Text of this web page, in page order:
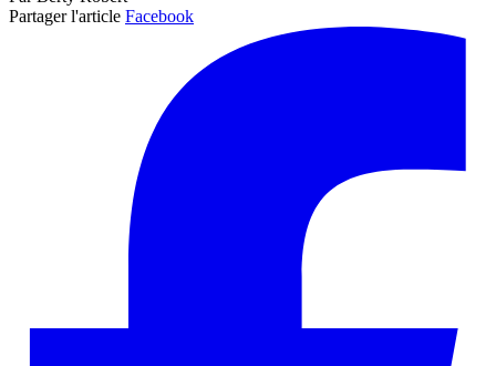
Partager l'article Facebook